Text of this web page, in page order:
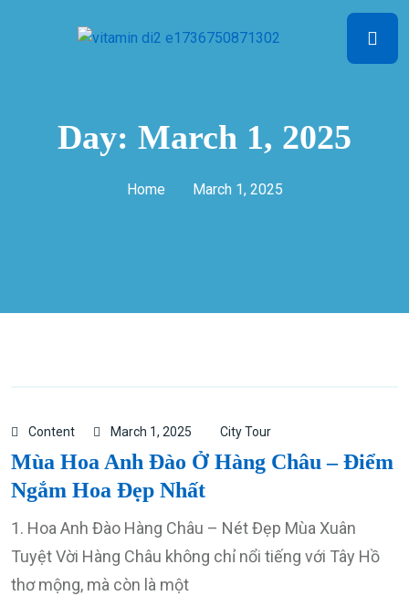
Day: March 1, 2025
Home March 1, 2025
Content March 1, 2025 City Tour
Mùa Hoa Anh Đào Ở Hàng Châu – Điểm
Ngắm Hoa Đẹp Nhất
1. Hoa Anh Đào Hàng Châu – Nét Đẹp Mùa Xuân
Tuyệt Vời Hàng Châu không chỉ nổi tiếng với Tây Hồ
thơ mộng, mà còn là một